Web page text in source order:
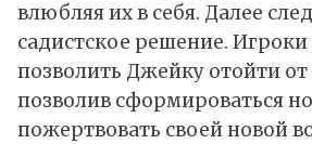
влюбляя их в себя. Далее
садистское решение.
позволить Джейку отойти
позволив сформироваться
пожертвовать своей новой